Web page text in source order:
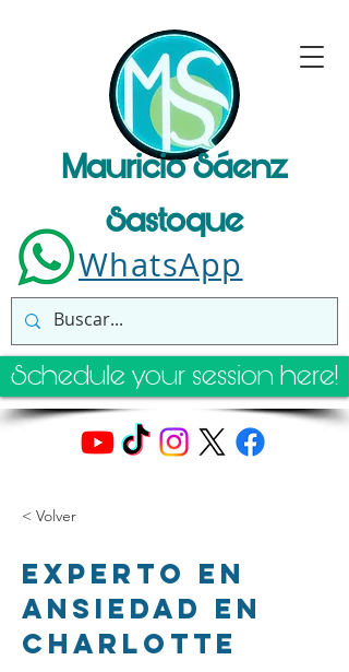
Mauricio Sáenz
Sastoque
WhatsApp
Schedule your session here!
< Volver
Experto en
ansiedad en
Charlotte